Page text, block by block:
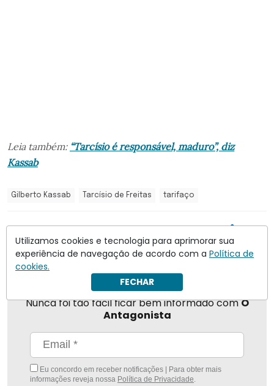
Leia também: “Tarcísio é responsável, maduro”, diz
Kassab
Gilberto Kassab Tarcísio de Freitas tarifaço
Nunca foi tão fácil ficar bem informado comO
Antagonista
Eu concordo em receber notificações | Para obter mais
informações reveja nossa Política de Privacidade.
Utilizamos cookies e tecnologia para aprimorar sua
experiência de navegação de acordo com a Política de
cookies.
FECHAR